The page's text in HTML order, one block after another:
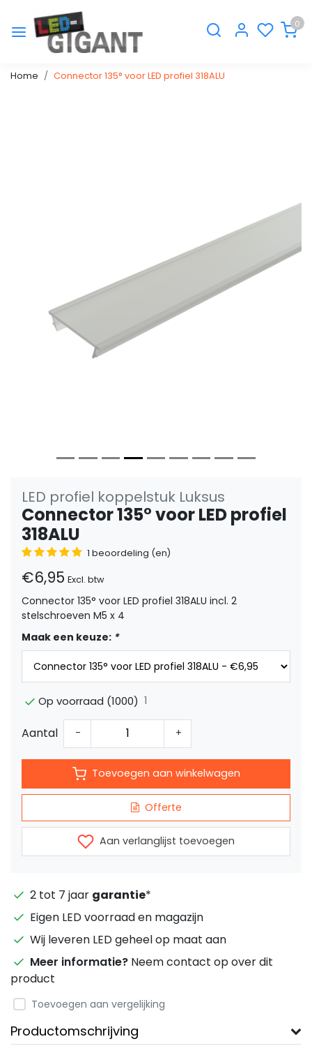
0
Home Connector 135° voor LED profiel 318ALU
LED profiel koppelstuk Luksus
Connector 135° voor LED profiel
318ALU
1 beoordeling (en)
€6,95 Excl. btw
Connector 135° voor LED profiel 318ALU incl. 2
stelschroeven M5 x 4
Maak een keuze: *
Op voorraad (1000) 1
Aantal - +
Toevoegen aan winkelwagen
Offerte
Aan verlanglijst toevoegen
2 tot 7 jaar garantie*
Eigen LED voorraad en magazijn
Wij leveren LED geheel op maat aan
Meer informatie? Neem contact op over dit
product
Toevoegen aan vergelijking
Productomschrijving